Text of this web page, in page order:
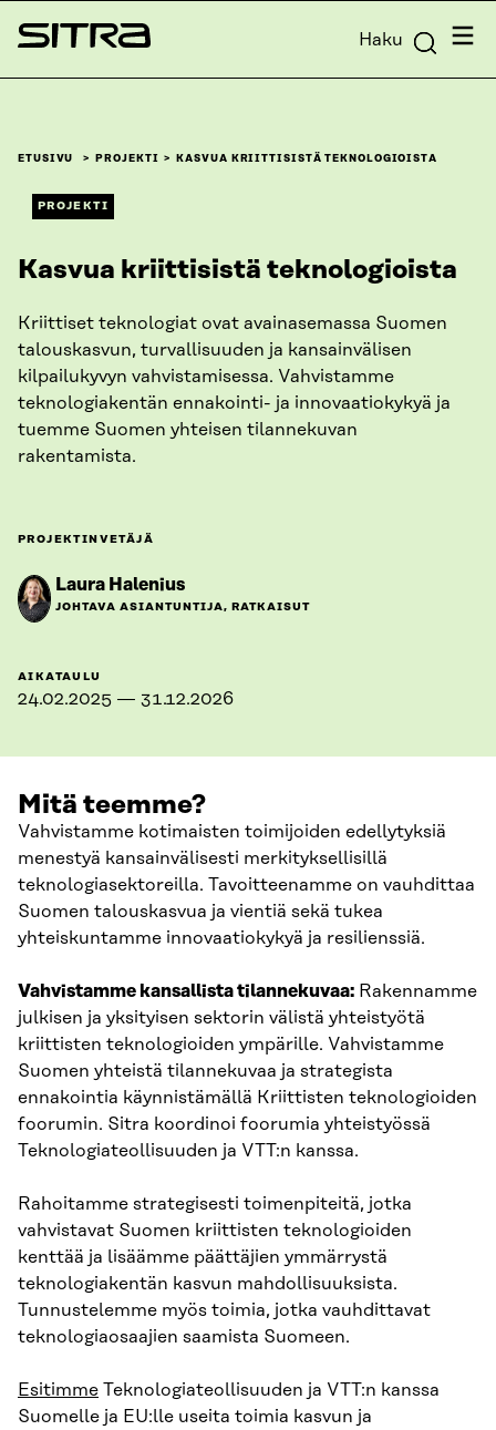
Siirry
suoraan
Sitra Haku
ETUSIVU PROJEKTI KASVUA KRIITTISISTÄ TEKNOLOGIOISTA
PROJEKTI
Kasvua kriittisistä teknologioista
Kriittiset teknologiat ovat avainasemassa Suomen
talouskasvun, turvallisuuden ja kansainvälisen
kilpailukyvyn vahvistamisessa. Vahvistamme
teknologiakentän ennakointi- ja innovaatiokykyä ja
tuemme Suomen yhteisen tilannekuvan
rakentamista.
PROJEKTINVETÄJÄ
Laura Halenius
JOHTAVA ASIANTUNTIJA, RATKAISUT
AIKATAULU
24.02.2025 — 31.12.2026
Mitä teemme?
Vahvistamme kotimaisten toimijoiden edellytyksiä
menestyä kansainvälisesti merkityksellisillä
teknologiasektoreilla. Tavoitteenamme on vauhdittaa
Suomen talouskasvua ja vientiä sekä tukea
yhteiskuntamme innovaatiokykyä ja resilienssiä.
Vahvistamme kansallista tilannekuvaa: Rakennamme
julkisen ja yksityisen sektorin välistä yhteistyötä
kriittisten teknologioiden ympärille. Vahvistamme
Suomen yhteistä tilannekuvaa ja strategista
ennakointia käynnistämällä Kriittisten teknologioiden
foorumin. Sitra koordinoi foorumia yhteistyössä
Teknologiateollisuuden ja VTT:n kanssa.
Rahoitamme strategisesti toimenpiteitä, jotka
vahvistavat Suomen kriittisten teknologioiden
kenttää ja lisäämme päättäjien ymmärrystä
teknologiakentän kasvun mahdollisuuksista.
Tunnustelemme myös toimia, jotka vauhdittavat
teknologiaosaajien saamista Suomeen.
Esitimme Teknologiateollisuuden ja VTT:n kanssa
Suomelle ja EU:lle useita toimia kasvun ja